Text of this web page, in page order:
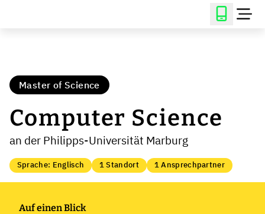
Master of Science
Computer Science
an der Philipps-Universität Marburg
Sprache: Englisch 1 Standort 1 Ansprechpartner
Auf einen Blick